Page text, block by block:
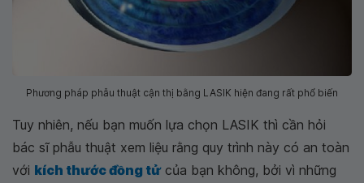
Phương pháp phẫu thuật cận thị bằng LASIK hiện đang rất phổ biến
Tuy nhiên, nếu bạn muốn lựa chọn LASIK thì cần hỏi
bác sĩ phẫu thuật xem liệu rằng quy trình này có an toàn
với kích thước đồng tửcủa bạn không, bởi vì những